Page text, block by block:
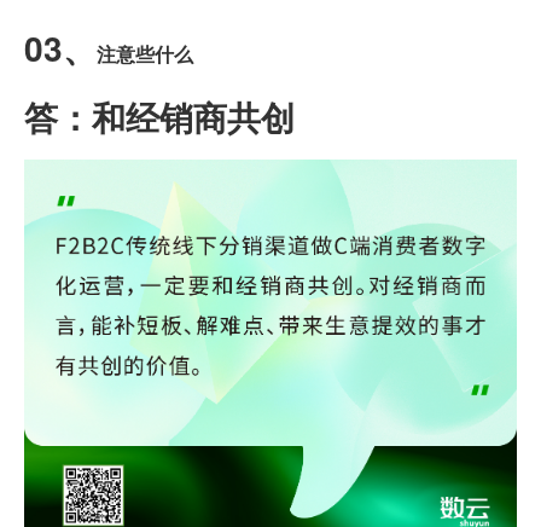
03、 注意些什么
答：和经销商共创